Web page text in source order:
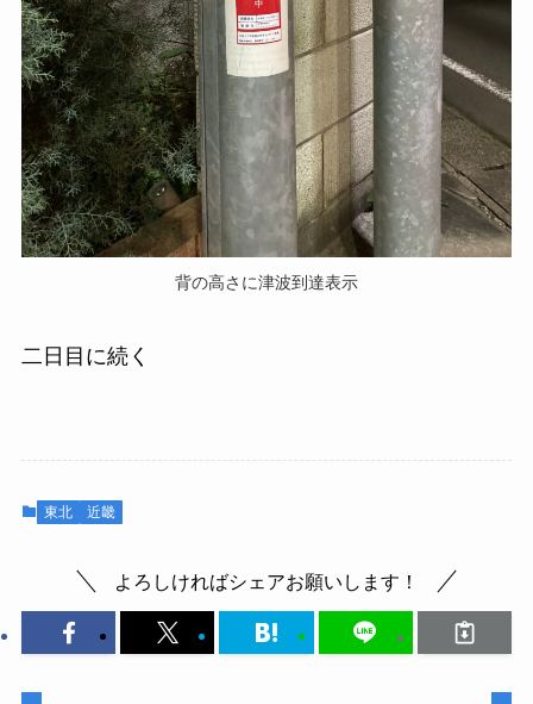
背の高さに津波到達表示
二日目に続く
東北 近畿
よろしければシェアお願いします！